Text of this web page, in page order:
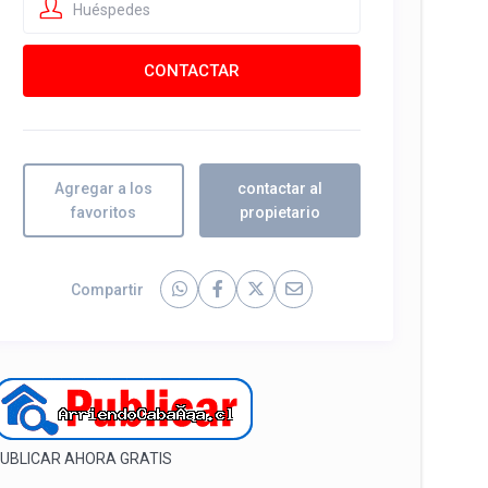
Huéspedes
Agregar a los
favoritos
contactar al
propietario
Compartir
AHORA GRATIS